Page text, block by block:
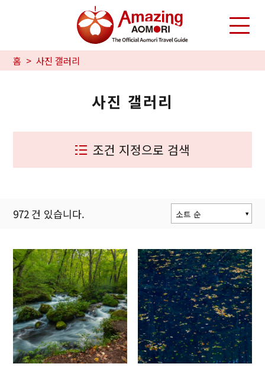
홈 사진 갤러리
사진 갤러리
조건 지정으로 검색
972 건 있습니다.
소트 순
갱신 순